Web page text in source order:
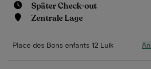
Später Check-out
Zentrale Lage
Place des Bons enfants 12 Luik